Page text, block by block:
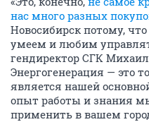
нас много разных
Новосибирск потому,
умеем и любим
гендиректор СГК
Энергогенерация — это
является нашей
опыт работы и знания
применить в вашем